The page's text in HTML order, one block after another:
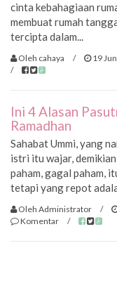
cinta kebahagiaan
membuat rumah
tercipta dalam...
Oleh cahaya / 19
/
Ini 4 Alasan
Ramadhan
Sahabat Ummi, yang
istri itu wajar,
paham, gagal paham,
tetapi yang repot
Oleh Administrator /
Komentar
/